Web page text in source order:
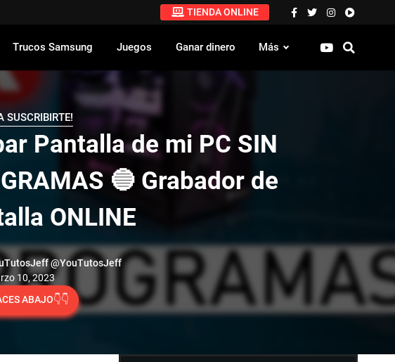
TIENDA ONLINE
Trucos Samsung Juegos Ganar dinero Más
Pantalla de mi PC SIN
🔵 Grabador de
ONLINE
SUSCRIBIRTE!
ABAJO👇👇
@YouTutosJeff